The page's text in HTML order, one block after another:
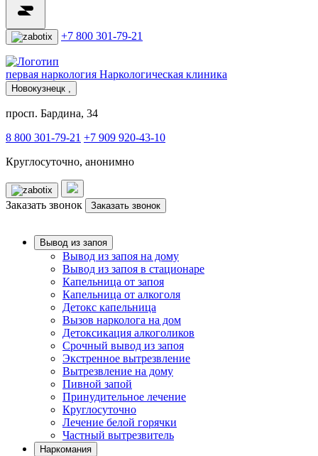
+7 800 301-79-21
первая наркология Наркологическая клиника
Новокузнецк ,
просп. Бардина, 34
8 800 301-79-21 +7 909 920-43-10
Круглосуточно, анонимно
Заказать звонок Заказать звонок
Вывод из запоя
Вывод из запоя на дому
Вывод из запоя в стационаре
Капельница от запоя
Капельница от алкоголя
Детокс капельница
Вызов нарколога на дом
Детоксикация алкоголиков
Срочный вывод из запоя
Экстренное вытрезвление
Вытрезвление на дому
Пивной запой
Принудительное лечение
Круглосуточно
Лечение белой горячки
Частный вытрезвитель
Наркомания